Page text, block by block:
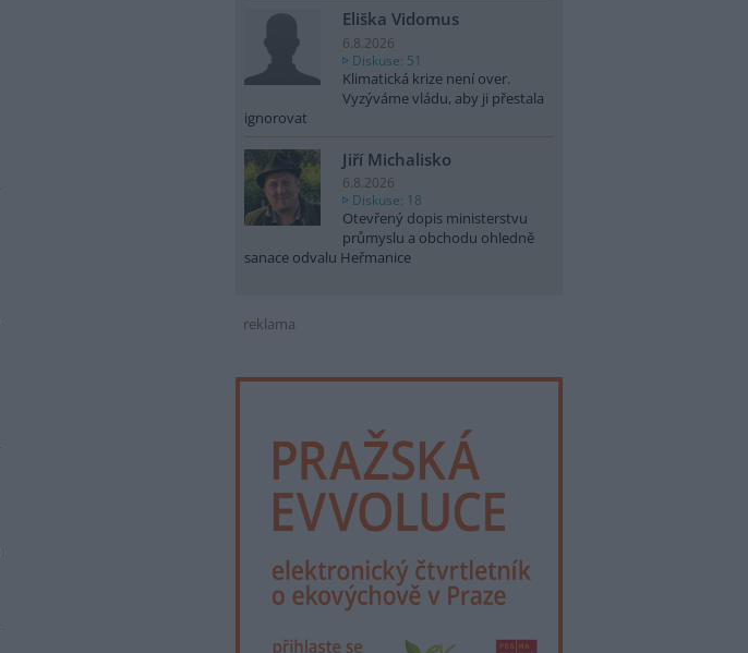
Eliška Vidomus
6.8.2026
Diskuse: 51
Klimatická krize není over.
Vyzýváme vládu, aby ji přestala
ignorovat
Jiří Michalisko
6.8.2026
Diskuse: 18
Otevřený dopis ministerstvu
průmyslu a obchodu ohledně
sanace odvalu Heřmanice
reklama